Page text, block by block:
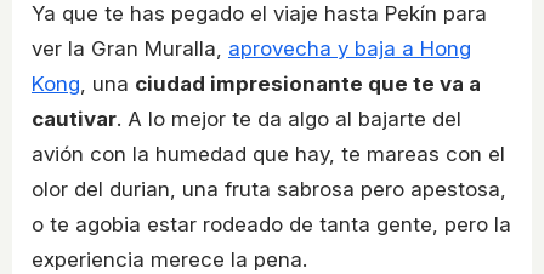
Ya que te has pegado el viaje hasta Pekín para
ver la Gran Muralla, aprovecha y baja a Hong
Kong, una ciudad impresionante que te va a
cautivar. A lo mejor te da algo al bajarte del
avión con la humedad que hay, te mareas con el
olor del durian, una fruta sabrosa pero apestosa,
o te agobia estar rodeado de tanta gente, pero la
experiencia merece la pena.